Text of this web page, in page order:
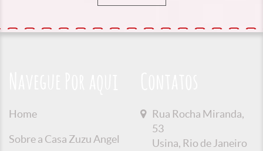
Home
Sobre a Casa Zuzu Angel
Rua Rocha Miranda,
53
Usina, Rio de Janeiro